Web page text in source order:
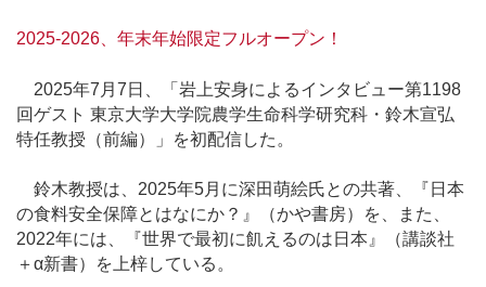
2025-2026、年末年始限定フルオープン！
2025年7月7日、「岩上安身によるインタビュー第1198
回ゲスト 東京大学大学院農学生命科学研究科・鈴木宣弘
特任教授（前編）」を初配信した。
鈴木教授は、2025年5月に深田萌絵氏との共著、『日本
の食料安全保障とはなにか？』（かや書房）を、また、
2022年には、『世界で最初に飢えるのは日本』（講談社
＋α新書）を上梓している。